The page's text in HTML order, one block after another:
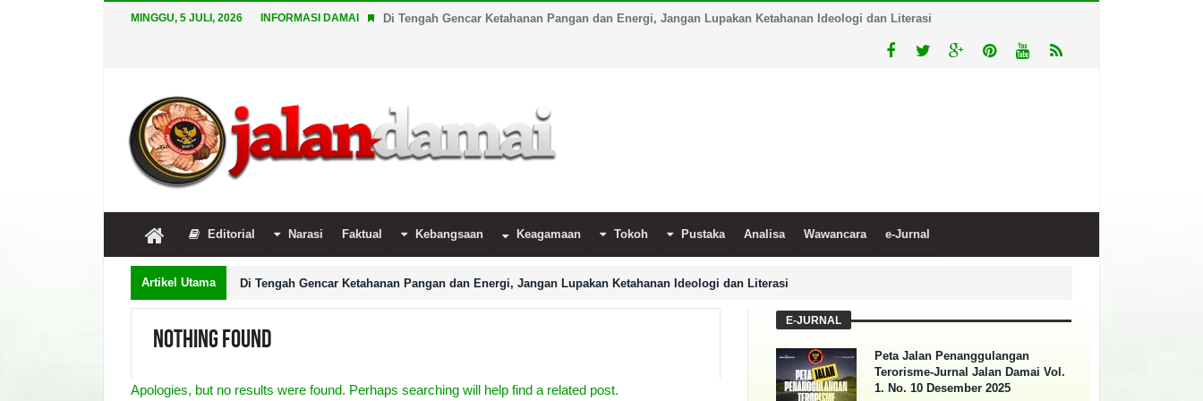
MINGGU, 5 JULI, 2026 INFORMASI DAMAI Di Tengah Gencar Ketahanan Pangan dan Energi, Jangan Lupakan Ketahanan Ideologi dan Literasi
Editorial Narasi Faktual Kebangsaan Keagamaan Tokoh Pustaka Analisa Wawancara e-Jurnal
Artikel Utama Di Tengah Gencar Ketahanan Pangan dan Energi, Jangan Lupakan Ketahanan Ideologi dan Literasi
Nothing Found
Apologies, but no results were found. Perhaps searching will help find a related post.
E-JURNAL
Peta Jalan Penanggulangan
Terorisme-Jurnal Jalan Damai Vol.
1. No. 10 Desember 2025